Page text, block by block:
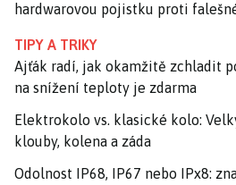
hardwarovou pojistku proti
TIPY A TRIKY
Ajťák radí, jak okamžitě zchladit
na snížení teploty je zdarma
Elektrokolo vs. klasické kolo:
klouby, kolena a záda
Odolnost IP68, IP67 nebo IPx8: